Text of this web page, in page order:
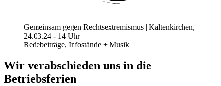
Gemeinsam gegen Rechtsextremismus | Kaltenkirchen,
24.03.24 - 14 Uhr
Redebeiträge, Infostände + Musik
Wir verabschieden uns in die
Betriebsferien